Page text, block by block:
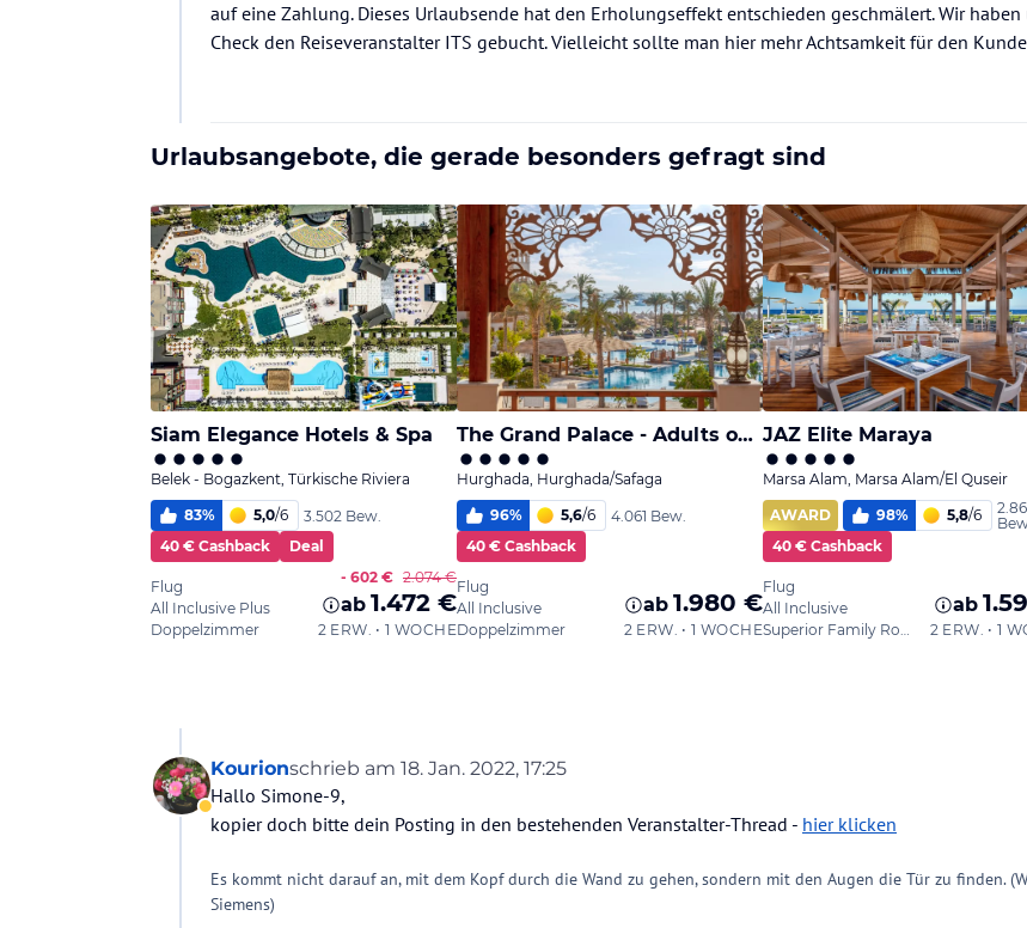
auf eine Zahlung. Dieses Urlaubsende hat den Erholungseffekt entschieden geschmälert. Wir
Check den Reiseveranstalter ITS gebucht. Vielleicht sollte man hier mehr Achtsamkeit für den
Abwesend
Kourionschrieb am 18. Jan. 2022, 17:25
zuletzt editiert von
Hallo Simone-9,
kopier doch bitte dein Posting in den bestehenden Veranstalter-Thread - hier klicken
Es kommt nicht darauf an, mit dem Kopf durch die Wand zu gehen, sondern mit den Augen die Tür zu finden.
Siemens)